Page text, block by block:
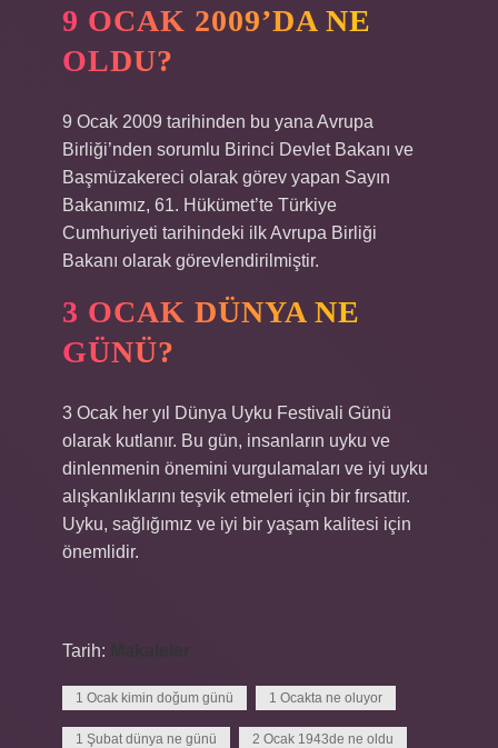
9 OCAK 2009’DA NE
OLDU?
9 Ocak 2009 tarihinden bu yana Avrupa
Birliği’nden sorumlu Birinci Devlet Bakanı ve
Başmüzakereci olarak görev yapan Sayın
Bakanımız, 61. Hükümet’te Türkiye
Cumhuriyeti tarihindeki ilk Avrupa Birliği
Bakanı olarak görevlendirilmiştir.
3 OCAK DÜNYA NE
GÜNÜ?
3 Ocak her yıl Dünya Uyku Festivali Günü
olarak kutlanır. Bu gün, insanların uyku ve
dinlenmenin önemini vurgulamaları ve iyi uyku
alışkanlıklarını teşvik etmeleri için bir fırsattır.
Uyku, sağlığımız ve iyi bir yaşam kalitesi için
önemlidir.
Tarih:
1 Ocak kimin doğum günü 1 Ocakta ne oluyor
1 Şubat dünya ne günü 2 Ocak 1943de ne oldu